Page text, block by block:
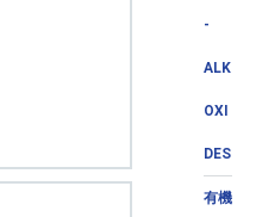
-
ALK
OXI
DES
有機